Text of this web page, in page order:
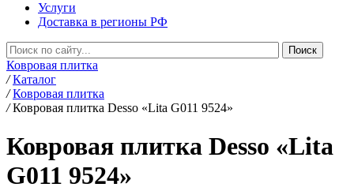
Услуги
Доставка в регионы РФ
Ковровая плитка
/ Каталог
/ Ковровая плитка
/ Ковровая плитка Desso «Lita G011 9524»
Ковровая плитка Desso «Lita
G011 9524»